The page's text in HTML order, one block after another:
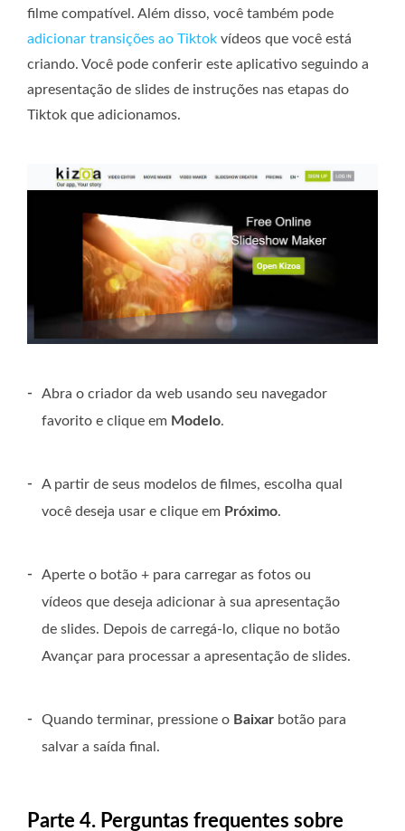
filme compatível. Além disso, você também pode
adicionar transições ao Tiktok vídeos que você está
criando. Você pode conferir este aplicativo seguindo a
apresentação de slides de instruções nas etapas do
Tiktok que adicionamos.
-
Abra o criador da web usando seu navegador
favorito e clique em Modelo.
-
A partir de seus modelos de filmes, escolha qual
você deseja usar e clique em Próximo.
-
Aperte o botão + para carregar as fotos ou
vídeos que deseja adicionar à sua apresentação
de slides. Depois de carregá-lo, clique no botão
Avançar para processar a apresentação de slides.
- Quando terminar, pressione o Baixar botão para
salvar a saída final.
Parte 4. Perguntas frequentes sobre